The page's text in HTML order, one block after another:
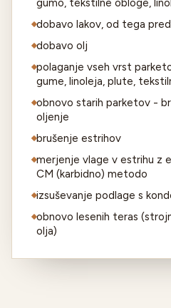
gumo, tekstilne obloge,
dobavo lakov, od tega
dobavo olj
polaganje vseh vrst
gume, linoleja, plute,
obnovo starih parketov -
oljenje
brušenje estrihov
merjenje vlage v estrihu z
CM (karbidno) metodo
izsuševanje podlage s
obnovo lesenih teras
olja)